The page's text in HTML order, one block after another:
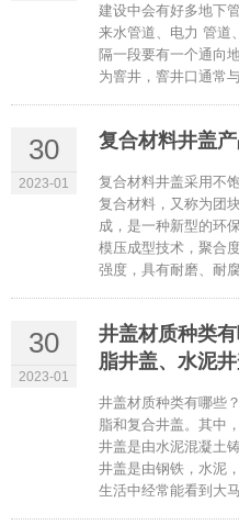
建设中会有好多地下
来水管道、电力 管道
隔一段要有一个通向
为窨井，窨井口通常
30
2023-01
复合材料井盖
复合材料井盖采用不
复合材料，又称为团
成，是一种新型的环
模压成型技术，聚合
强度，具有耐磨、耐
30
2023-01
井盖材质种类
脂井盖、水泥
井盖材质种类有哪些
脂和复合井盖。其中
井盖是由水泥混凝土
井盖是由钢铁，水泥
生活中经常能看到大